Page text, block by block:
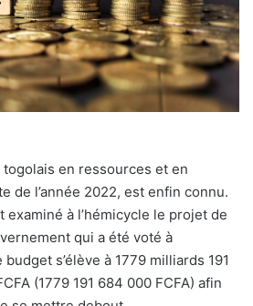
en ressources et en
de l’année 2022, est enfin connu.
examiné à l’hémicycle le projet de
qui a été voté à
budget s’élève à 1779 milliards 191
(1779 191 684 000 FCFA) afin